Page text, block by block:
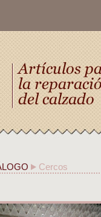
Cercos